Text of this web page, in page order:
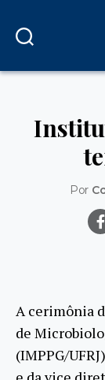
Por
A cerimônia
de
(IMPPG/